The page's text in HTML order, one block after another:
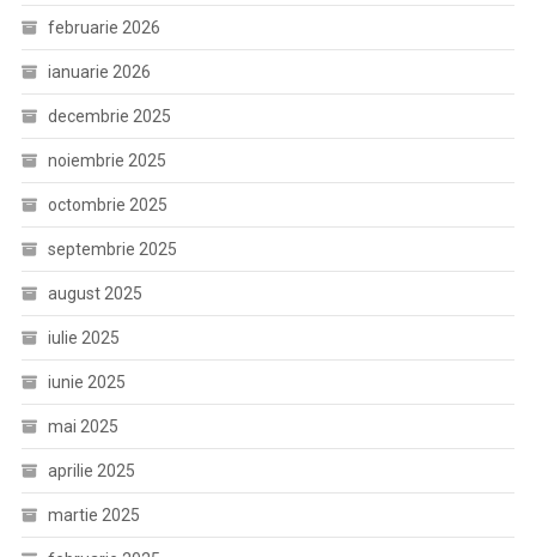
februarie 2026
ianuarie 2026
decembrie 2025
noiembrie 2025
octombrie 2025
septembrie 2025
august 2025
iulie 2025
iunie 2025
mai 2025
aprilie 2025
martie 2025